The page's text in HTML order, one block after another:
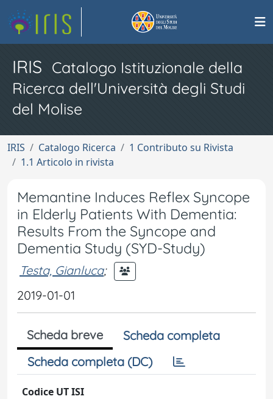
IRIS Catalogo Istituzionale della
Ricerca dell'Università degli Studi
del Molise
IRIS Catalogo Ricerca
1 Contributo su Rivista
1.1 Articolo in rivista
Memantine Induces Reflex Syncope
in Elderly Patients With Dementia:
Results From the Syncope and
Dementia Study (SYD-Study)
Testa, Gianluca;
2019-01-01
Scheda breve
Scheda completa
Scheda completa (DC)
Codice UT ISI